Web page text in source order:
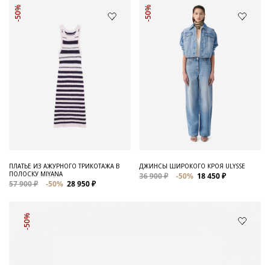
-50%
ПЛАТЬЕ ИЗ АЖУРНОГО ТРИКОТАЖА В
ПОЛОСКУ MIYANA
57 900 ₽ -50% 28 950 ₽
-50%
ДЖИНСЫ ШИРОКОГО КРОЯ ULYSSE
36 900 ₽ -50% 18 450 ₽
-50%